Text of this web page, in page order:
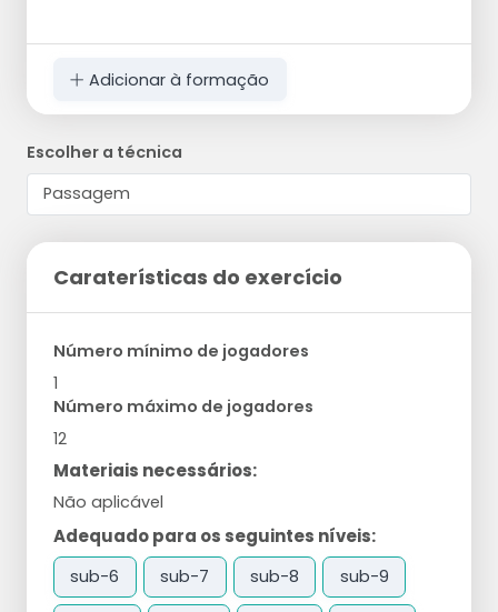
Adicionar à formação
Escolher a técnica
Caraterísticas do exercício
Número mínimo de jogadores
1
Número máximo de jogadores
12
Materiais necessários:
Não aplicável
Adequado para os seguintes níveis:
sub-6 sub-7 sub-8 sub-9